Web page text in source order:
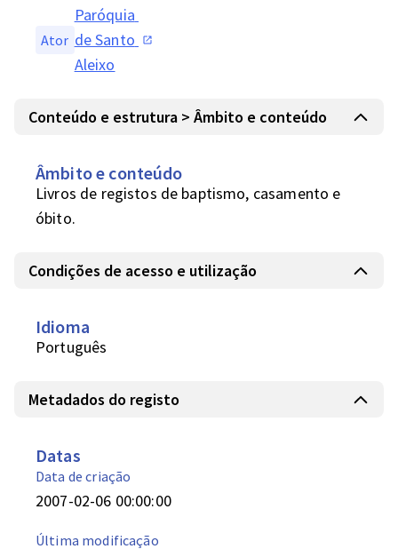
Ator
Paróquia
de Santo
Aleixo
Conteúdo e estrutura > Âmbito e conteúdo
Âmbito e conteúdo
Livros de registos de baptismo, casamento e
óbito.
Condições de acesso e utilização
Idioma
Português
Metadados do registo
Datas
Data de criação
2007-02-06 00:00:00
Última modificação